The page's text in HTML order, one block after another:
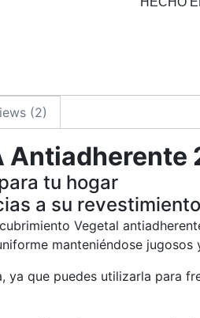
(2)
Antiadherente
tu hogar
a su
Vegetal
manteniéndose jugosos
ya que puedes utilizarla para